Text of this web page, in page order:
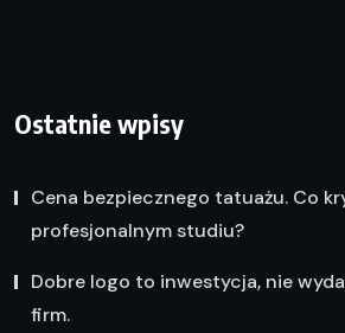
Ostatnie wpisy
Cena bezpiecznego tatuażu. Co
profesjonalnym studiu?
Dobre logo to inwestycja, nie
firm.